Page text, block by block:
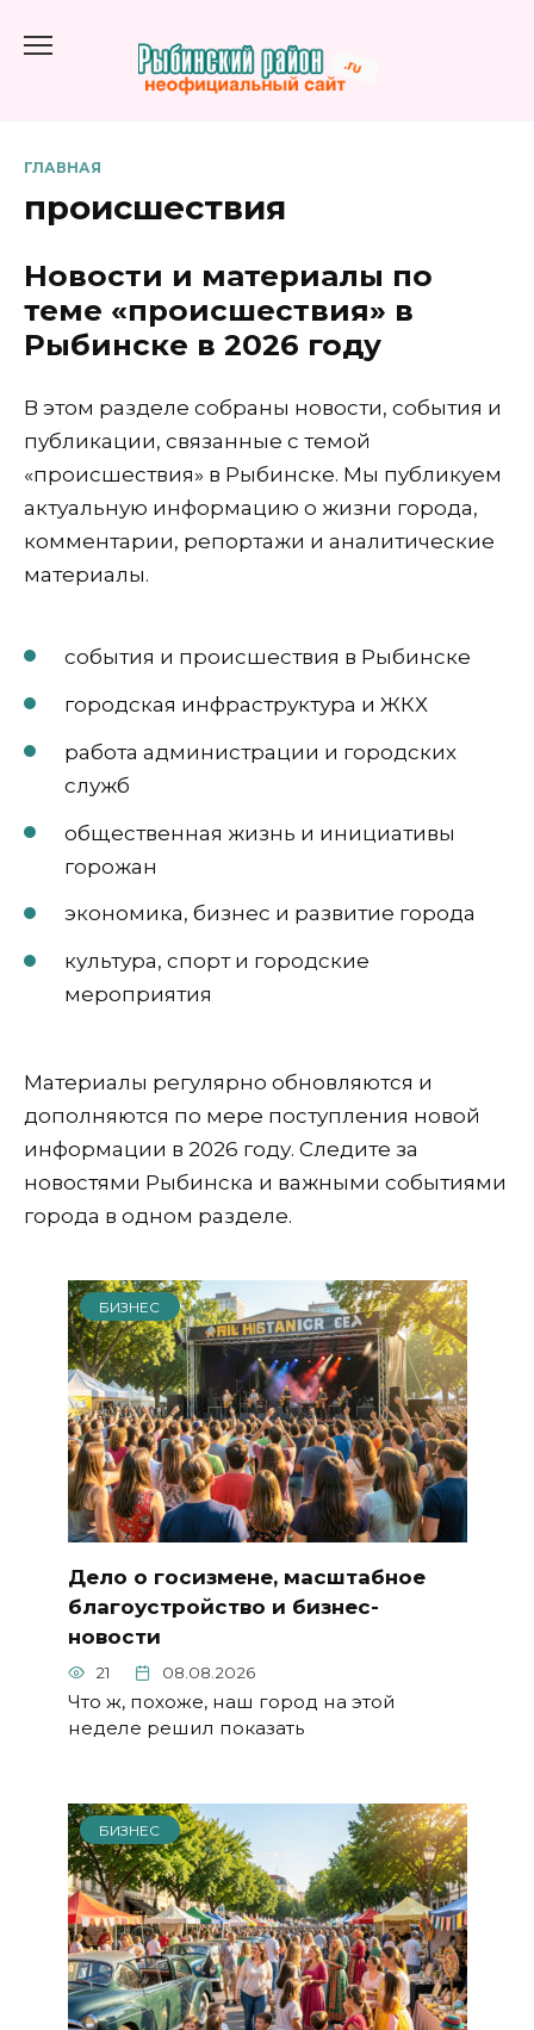
содержанию
ГЛАВНАЯ
происшествия
Новости и материалы по
теме «происшествия» в
Рыбинске в 2026 году
В этом разделе собраны новости, события и
публикации, связанные с темой
«происшествия» в Рыбинске. Мы публикуем
актуальную информацию о жизни города,
комментарии, репортажи и аналитические
материалы.
события и происшествия в Рыбинске
городская инфраструктура и ЖКХ
работа администрации и городских
служб
общественная жизнь и инициативы
горожан
экономика, бизнес и развитие города
культура, спорт и городские
мероприятия
Материалы регулярно обновляются и
дополняются по мере поступления новой
информации в 2026 году. Следите за
новостями Рыбинска и важными событиями
города в одном разделе.
БИЗНЕС
Дело о госизмене, масштабное
благоустройство и бизнес-
новости
21 08.08.2026
Что ж, похоже, наш город на этой
неделе решил показать
БИЗНЕС